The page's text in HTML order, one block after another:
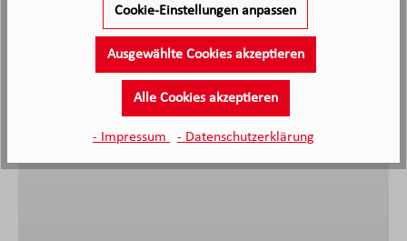
Die sehr freundliche Beratung und der schnelle
Liefertermin
09.04.2026
Cookie-Einstellungen anpassen
Ausgewählte Cookies akzeptieren
Alle Cookies akzeptieren
- Impressum - Datenschutzerklärung